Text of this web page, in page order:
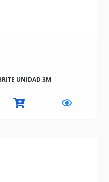
UNIDAD 3M